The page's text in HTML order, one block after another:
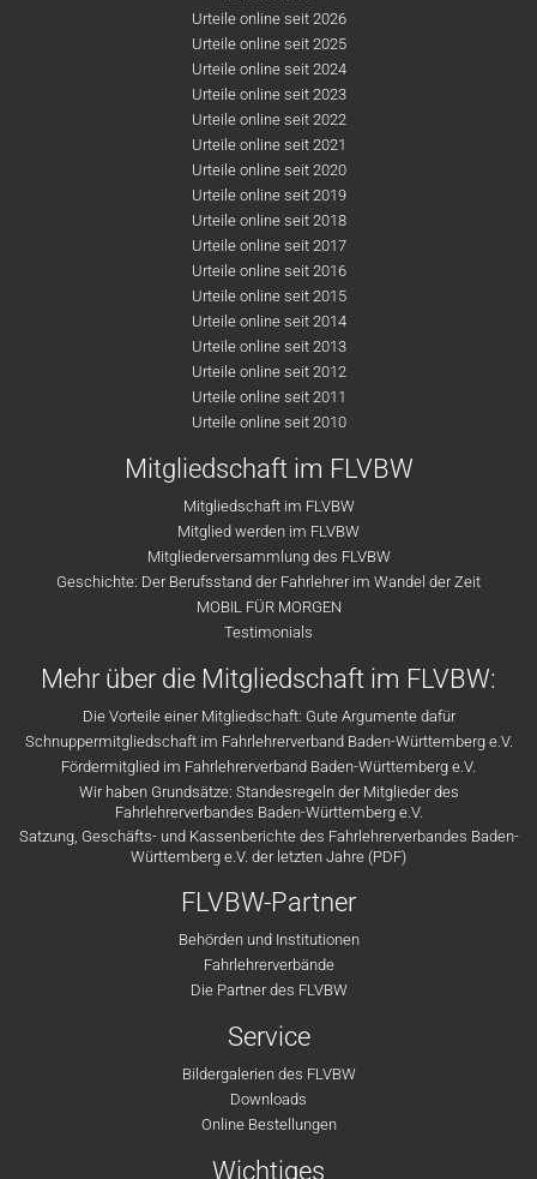
Urteile online seit 2026
Urteile online seit 2025
Urteile online seit 2024
Urteile online seit 2023
Urteile online seit 2022
Urteile online seit 2021
Urteile online seit 2020
Urteile online seit 2019
Urteile online seit 2018
Urteile online seit 2017
Urteile online seit 2016
Urteile online seit 2015
Urteile online seit 2014
Urteile online seit 2013
Urteile online seit 2012
Urteile online seit 2011
Urteile online seit 2010
Mitgliedschaft im FLVBW
Mitgliedschaft im FLVBW
Mitglied werden im FLVBW
Mitgliederversammlung des FLVBW
Geschichte: Der Berufsstand der Fahrlehrer im Wandel der Zeit
MOBIL FÜR MORGEN
Testimonials
Mehr über die Mitgliedschaft im FLVBW:
Die Vorteile einer Mitgliedschaft: Gute Argumente dafür
Schnuppermitgliedschaft im Fahrlehrerverband Baden-Württemberg e.V.
Fördermitglied im Fahrlehrerverband Baden-Württemberg e.V.
Wir haben Grundsätze: Standesregeln der Mitglieder des
Fahrlehrerverbandes Baden-Württemberg e.V.
Satzung, Geschäfts- und Kassenberichte des Fahrlehrerverbandes Baden-
Württemberg e.V. der letzten Jahre (PDF)
FLVBW-Partner
Behörden und Institutionen
Fahrlehrerverbände
Die Partner des FLVBW
Service
Bildergalerien des FLVBW
Downloads
Online Bestellungen
Wichtiges